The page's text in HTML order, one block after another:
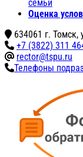
семьи
Оценка
634061 г. Томск,
+7 (3822) 311
rector@tspu.ru
Телефоны